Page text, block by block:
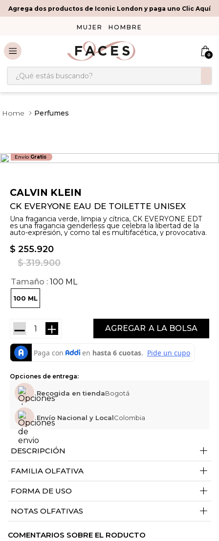
Agrega dos productos de Iconic London y paga uno Clic Aquí
MUJER HOMBRE
0
¿Qué estás buscando?
Perfumes
Envío Gratis
CALVIN KLEIN
CK EVERYONE EAU DE TOILETTE UNISEX
Una fragancia verde, limpia y cítrica, CK EVERYONE EDT
es una fragancia genderless que celebra la libertad de la
auto-expresión, y como tal es multifacética, y provocativa.
$ 255.920
$ 319.900
Tamaño 100 ML
100 ML
＋
－ AGREGAR
Opciones de entrega:
Recogida en tiendaBogotá
Envío Nacional y LocalColombia
DESCRIPCIÓN +
FAMILIA OLFATIVA +
FORMA DE USO +
NOTAS OLFATIVAS +
COMENTARIOS SOBRE EL RODUCTO